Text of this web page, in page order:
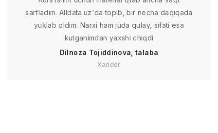
sarfladim. Alldata.uz'da topib, bir necha daqiqada
yuklab oldim. Narxi ham juda qulay, sifati esa
kutganimdan yaxshi chiqdi
Dilnoza Tojiddinova, talaba
Xaridor